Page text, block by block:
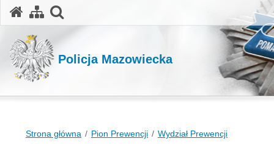
Policja Mazowiecka
Strona główna Pion Prewencji
Wydział Prewencji